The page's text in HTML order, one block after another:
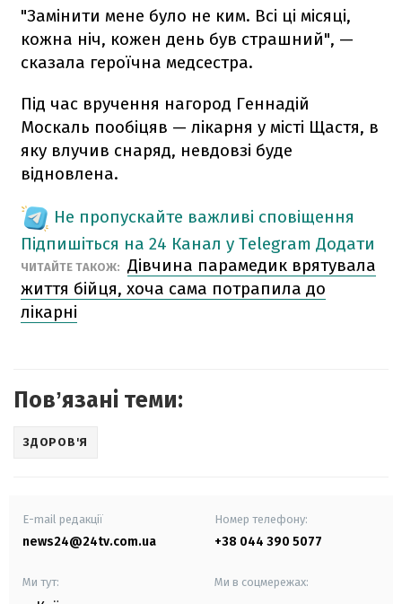
"Замінити мене було не ким. Всі ці місяці,
кожна ніч, кожен день був страшний", —
сказала героїчна медсестра.
Під час вручення нагород Геннадій
Москаль пообіцяв — лікарня у місті Щастя, в
яку влучив снаряд, невдовзі буде
відновлена.
Не пропускайте важливі сповіщення
Підпишіться на 24 Канал у Telegram Додати
ЧИТАЙТЕ ТАКОЖ: Дівчина парамедик врятувала
життя бійця, хоча сама потрапила до
лікарні
Повʼязані теми:
ЗДОРОВ'Я
E-mail редакції
news24@24tv.com.ua
Номер телефону:
+38 044 390 5077
Ми тут: Ми в соцмережах: